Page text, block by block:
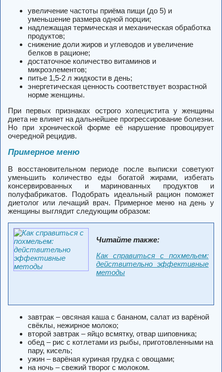
увеличение частоты приёма пищи (до 5) и
уменьшение размера одной порции;
надлежащая термическая и механическая обработка
продуктов;
снижение доли жиров и углеводов и увеличение
белков в рационе;
достаточное количество витаминов и
микроэлементов;
питье 1,5-2 л жидкости в день;
энергетическая ценность соответствует возрастной
норме женщины.
При первых признаках острого холецистита у женщины
диета не влияет на дальнейшее прогрессирование болезни.
Но при хронической форме её нарушение провоцирует
очередной рецидив.
Примерное меню
В восстановительном периоде после выписки советуют
уменьшить количество еды богатой жирами, избегать
консервированных и маринованных продуктов и
полуфабрикатов. Подобрать идеальный рацион поможет
диетолог или лечащий врач. Примерное меню на день у
женщины выглядит следующим образом:
Читайте также:
Как справиться с похмельем:
действительно эффективные
методы
завтрак – овсяная каша с бананом, салат из варёной
свёклы, нежирное молоко;
второй завтрак – яйцо всмятку, отвар шиповника;
обед – рис с котлетами из рыбы, приготовленными на
пару, кисель;
ужин – варёная куриная грудка с овощами;
на ночь – свежий творог с молоком.